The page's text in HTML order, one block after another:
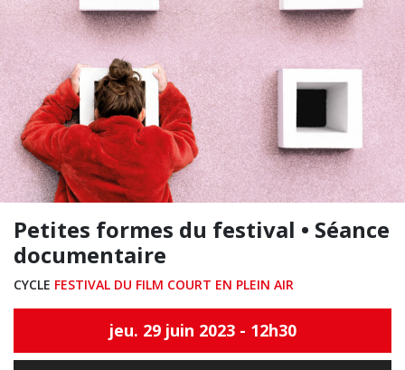
Petites formes du festival • Séance
documentaire
CYCLE FESTIVAL DU FILM COURT EN PLEIN AIR
jeu. 29 juin 2023 - 12h30